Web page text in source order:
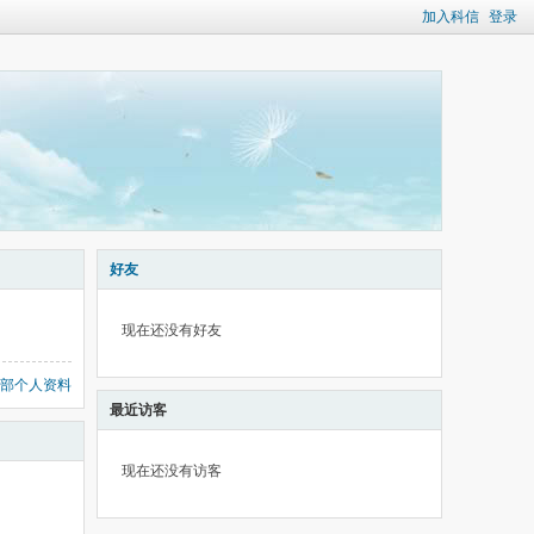
加入科信 登录
个人资料
好友
现在还没有好友
最近访客
现在还没有访客